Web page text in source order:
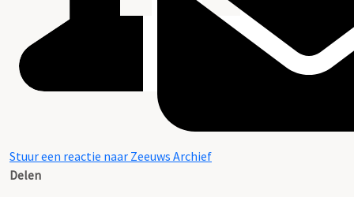
Stuur een reactie naar Zeeuws Archief
Delen